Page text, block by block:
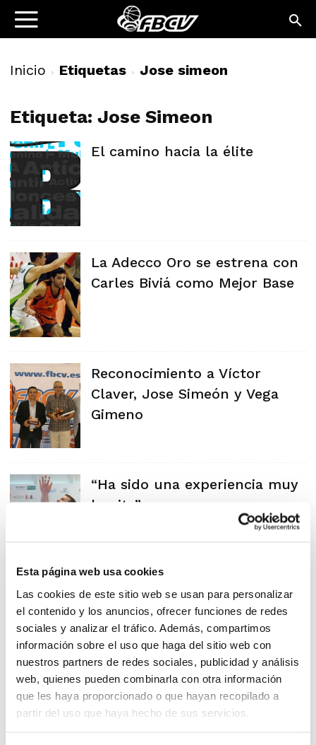
Esta página web usa cookies
Las cookies de este sitio web se usan para personalizar
el contenido y los anuncios, ofrecer funciones de redes
sociales y analizar el tráfico. Además, compartimos
información sobre el uso que haga del sitio web con
nuestros partners de redes sociales, publicidad y análisis
web, quienes pueden combinarla con otra información
que les haya proporcionado o que hayan recopilado a
partir del uso que haya hecho de sus servicios.
Inicio Etiquetas Jose simeon
Etiqueta: Jose Simeon
El camino hacia la élite
La Adecco Oro se estrena con
Carles Biviá como Mejor Base
Reconocimiento a Víctor
Claver, Jose Simeón y Vega
Gimeno
“Ha sido una experiencia muy
bonita”
Simeón, campeón de Europa
Sub-20